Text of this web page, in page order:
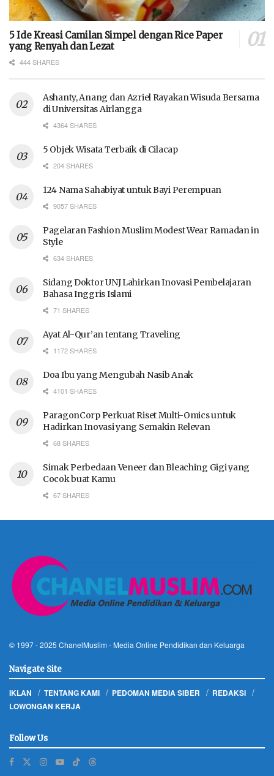
5 Ide Kreasi Camilan Simpel dengan Rice Paper
yang Renyah dan Lezat
444 SHARES
Ashanty, Anang dan Azriel Rayakan Wisuda Bersama
di Universitas Airlangga
4364 SHARES
5 Objek Wisata Terbaik di Cilacap
204 SHARES
124 Nama Sahabiyat untuk Bayi Perempuan
9057 SHARES
Pagelaran Fashion Muslim Modest Wear Ramadan in
Style
634 SHARES
Sidang Doktor UNJ Lahirkan Inovasi Pembelajaran
Bahasa Inggris Islami
71 SHARES
Ayat Al-Qur’an tentang Traveling
1172 SHARES
Doa Ibu yang Mengubah Nasib Anak
4101 SHARES
ParagonCorp Perkuat Riset Multi-Omics untuk
Hadirkan Inovasi yang Semakin Relevan
68 SHARES
Simak Perbedaan Veneer dan Bleaching Gigi yang
Cocok buat Kamu
67 SHARES
© 1997 - 2025 ChanelMuslim - Media Online Pendidikan dan Keluarga
Navigate Site
IKLAN TENTANG KAMI PEDOMAN MEDIA SIBER
REDAKSI
LOWONGAN KERJA
Follow Us